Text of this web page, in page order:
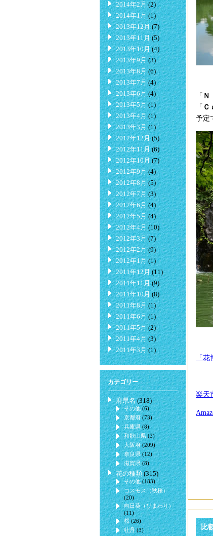
2014年2月 (2)
2014年1月 (1)
2013年12月(7)
2013年11月(5)
2013年10月(4)
2013年9月(3)
2013年8月 (6)
2013年7月 (4)
2013年6月 (4)
2013年5月 (1)
2013年4月 (1)
2013年3月(1)
2012年12月(5)
2012年11月(6)
2012年10月(7)
2012年9月 (4)
2012年8月 (5)
2012年7月 (3)
2012年6月(4)
2012年5月 (4)
2012年4月 (10)
2012年3月(7)
2012年2月(9)
2012年1月(1)
2011年12月(11)
2011年11月(9)
2011年10月 (8)
2011年8月(1)
2011年6月 (1)
2011年5月 (2)
2011年4月(3)
2011年3月 (1)
カテゴリー
府県名(318)
その他(6)
京都府(73)
兵庫県(8)
和歌山県(3)
大阪府(209)
奈良県(12)
滋賀県(8)
花の種類(315)
その他(183)
コスモス（秋桜）
(20)
向日葵（ひまわり）
(11)
桜(26)
牡丹 (3)
「
「
予定
「
楽天
比